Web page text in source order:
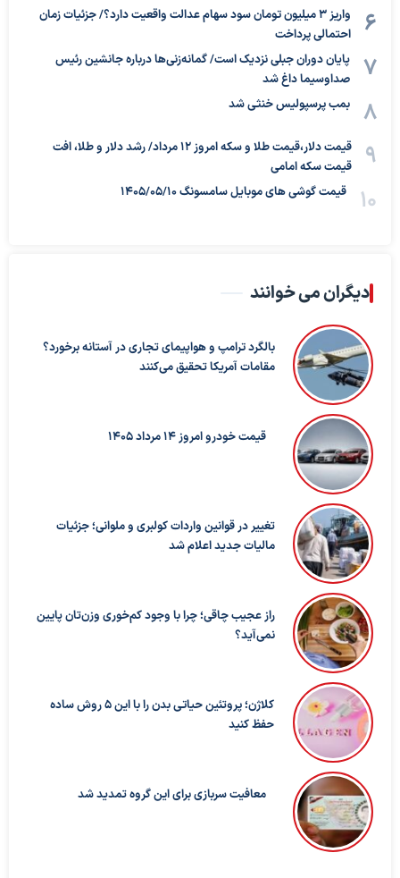
واریز ۳ میلیون تومان سود سهام عدالت واقعیت دارد؟/ جزئیات زمان
احتمالی پرداخت
پایان دوران جبلی نزدیک است/ گمانه‌زنی‌ها درباره جانشین رئیس
صداوسیما داغ شد
بمب پرسپولیس خنثی شد
قیمت دلار،قیمت طلا و سکه امروز ۱۲ مرداد/ رشد دلار و طلا، افت
قیمت سکه امامی
قیمت گوشی های موبایل سامسونگ 1405/05/10
دیگران می خوانند
بالگرد ترامپ و هواپیمای تجاری در آستانه برخورد؟
مقامات آمریکا تحقیق می‌کنند
قیمت خودرو امروز 14 مرداد 1405
تغییر در قوانین واردات کولبری و ملوانی؛ جزئیات
مالیات جدید اعلام شد
راز عجیب چاقی؛ چرا با وجود کم‌خوری وزن‌تان پایین
نمی‌آید؟
کلاژن؛ پروتئین حیاتی بدن را با این ۵ روش ساده
حفظ کنید
معافیت سربازی برای این گروه تمدید شد